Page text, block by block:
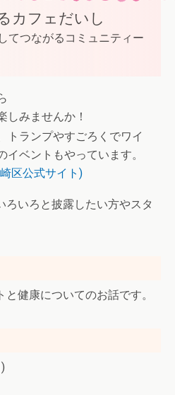
カフェだいし
てつながるコミュニティー
しみませんか！
トランプやすごろくでワイ
イベントもやっています。
区公式サイト)
いろと披露したい方やスタ
健康についてのお話です。